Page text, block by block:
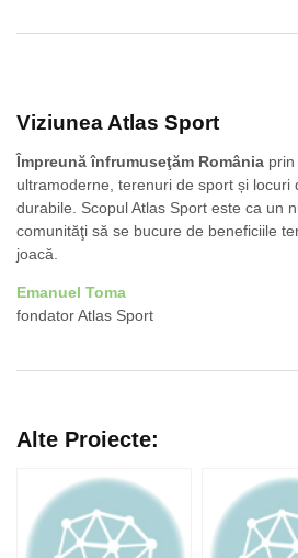
Viziunea Atlas Sport
Împreună înfrumuseţăm România
ultramoderne, terenuri de sport și locuri
durabile. Scopul Atlas Sport este ca un
comunităţi să se bucure de beneficiile
joacă.
Emanuel Toma
fondator Atlas Sport
Alte Proiecte: